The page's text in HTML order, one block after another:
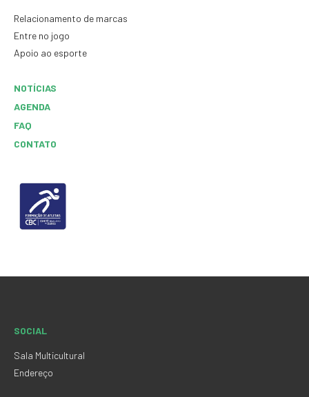
Relacionamento de marcas
Entre no jogo
Apoio ao esporte
NOTÍCIAS
AGENDA
FAQ
CONTATO
SOCIAL
Sala Multicultural
Endereço